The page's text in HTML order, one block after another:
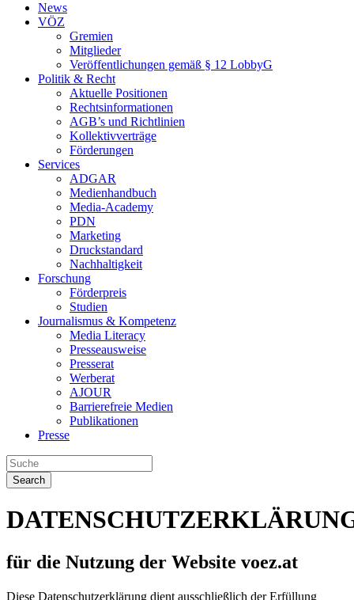
News
VÖZ
Gremien
Mitglieder
Veröffentlichungen gemäß § 12 LobbyG
Politik & Recht
Aktuelle Positionen
Rechtsinformationen
AGB’s und Richtlinien
Kollektivverträge
Förderungen
Services
ADGAR
Medienhandbuch
Media-Academy
PDN
Marketing
Druckstandard
Nachhaltigkeit
Forschung
Förderpreis
Studien
Journalismus & Kompetenz
Media Literacy
Presseausweise
Presserat
Werberat
AJOUR
Barrierefreie Medien
Publikationen
Presse
Search
für die Nutzung der Website voez.at
Diese Datenschutzerklärung dient ausschließlich der Erfüllung